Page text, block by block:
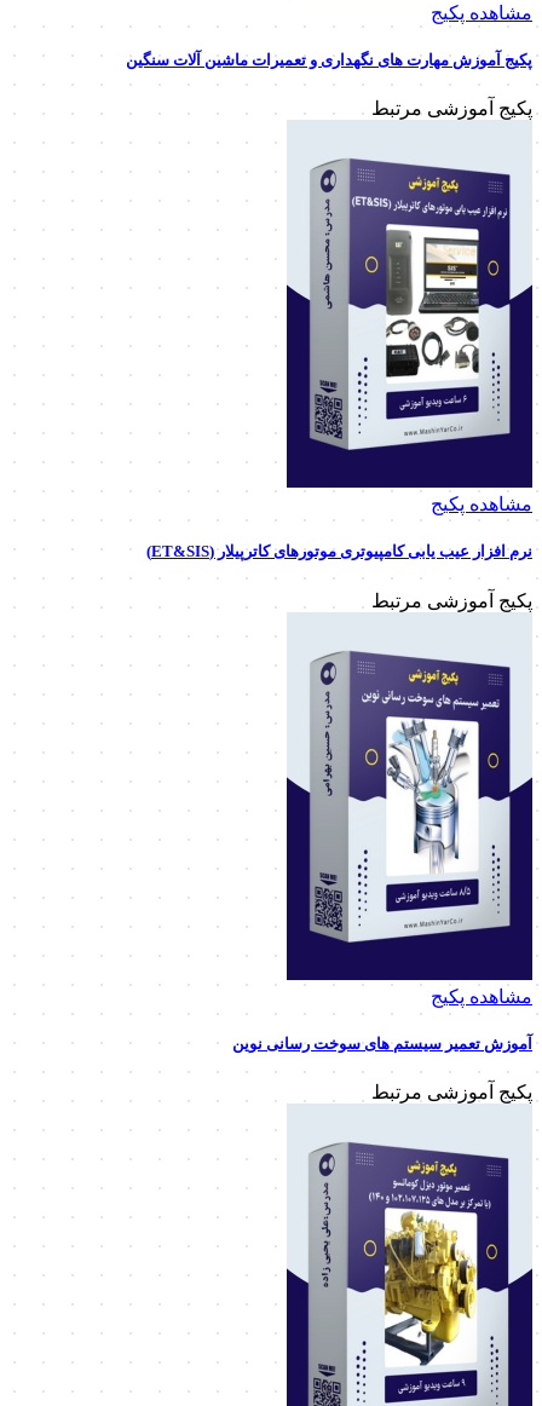
مشاهده پکیج
پکیج آموزش مهارت های نگهداری و تعمیرات ماشین آلات سنگین
پکیج آموزشی مرتبط
مشاهده پکیج
نرم افزار عیب یابی کامپیوتری موتورهای کاترپیلار (ET&SIS)
پکیج آموزشی مرتبط
مشاهده پکیج
آموزش تعمیر سیستم های سوخت رسانی نوین
پکیج آموزشی مرتبط